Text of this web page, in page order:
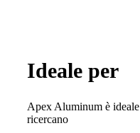
Ideale per
Apex Aluminum è
ricercano